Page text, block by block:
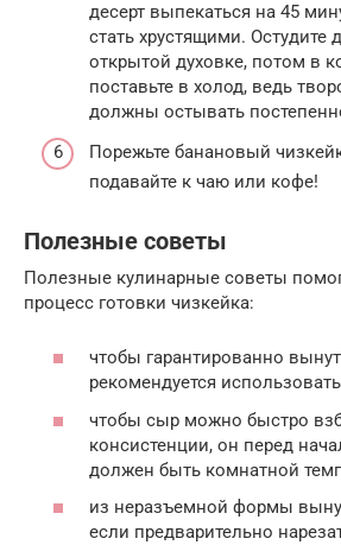
десерт выпекаться на 45
стать хрустящими. Остудите
открытой духовке, потом в
поставьте в холод, ведь
должны остывать
Порежьте банановый
подавайте к чаю или кофе!
Полезные советы
Полезные кулинарные советы
процесс готовки чизкейка:
чтобы гарантированно
рекомендуется
чтобы сыр можно быстро
консистенции, он перед
должен быть комнатной
из неразъемной формы
если предварительно